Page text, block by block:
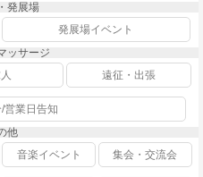
発展場
発展場イベント
ッサージ
遠征・出張
営業日告知
他
音楽イベント 集会・交流会